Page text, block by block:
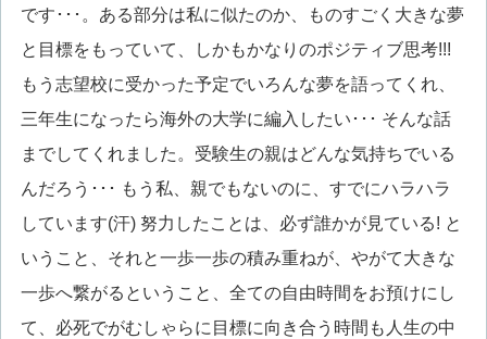
です･･･。ある部分は私に似たのか、ものすごく大きな夢
と目標をもっていて、しかもかなりのポジティブ思考!!!
もう志望校に受かった予定でいろんな夢を語ってくれ、
三年生になったら海外の大学に編入したい･･･ そんな話
までしてくれました。受験生の親はどんな気持ちでいる
んだろう･･･ もう私、親でもないのに、すでにハラハラ
しています(汗) 努力したことは、必ず誰かが見ている! と
いうこと、それと一歩一歩の積み重ねが、やがて大きな
一歩へ繋がるということ、全ての自由時間をお預けにし
て、必死でがむしゃらに目標に向き合う時間も人生の中